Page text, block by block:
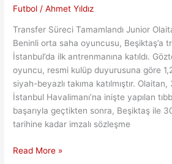
Futbol /Ahmet Yıldız
Transfer Süreci Tamamlandı Junior
Beninli orta saha oyuncusu, Beşiktaş’a
İstanbul’da ilk antrenmanına katıldı.
oyuncu, resmi kulüp duyurusuna göre
siyah-beyazlı takıma katılmıştır.
İstanbul Havalimanı’na inişte yapılan
başarıyla geçtikten sonra, Beşiktaş ile
tarihine kadar imzalı sözleşme
Olaitan
Read More »